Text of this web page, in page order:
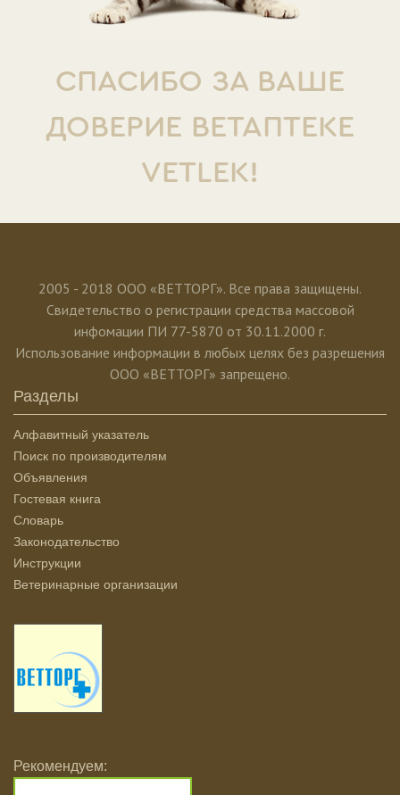
СПАСИБО ЗА ВАШЕ
ДОВЕРИЕ ВЕТАПТЕКЕ
VETLEK!
2005 - 2018 ООО «ВЕТТОРГ». Все права защищены.
Свидетельство о регистрации средства массовой
инфомации ПИ 77-5870 от 30.11.2000 г.
Использование информации в любых целях без разрешения
ООО «ВЕТТОРГ» запрещено.
Разделы
Алфавитный указатель
Поиск по производителям
Объявления
Гостевая книга
Словарь
Законодательство
Инструкции
Ветеринарные организации
Рекомендуем: